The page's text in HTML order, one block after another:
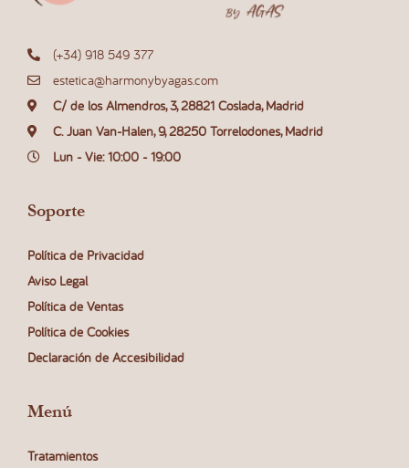
(+34) 918 549 377
estetica@harmonybyagas.com
C/ de los Almendros, 3, 28821 Coslada, Madrid
C. Juan Van-Halen, 9, 28250 Torrelodones, Madrid
Lun - Vie: 10:00 - 19:00
Soporte
Política de Privacidad
Aviso Legal
Política de Ventas
Política de Cookies
Declaración de Accesibilidad
Menú
Tratamientos